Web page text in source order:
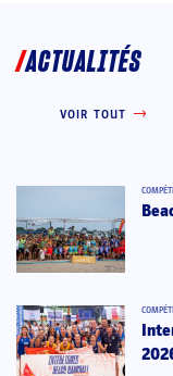
ACTUALITÉS
VOIR TOUT